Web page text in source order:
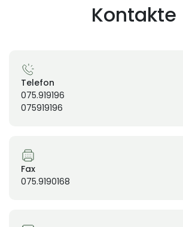
Kontakte
Telefon
075.919196
075919196
Fax
075.9190168